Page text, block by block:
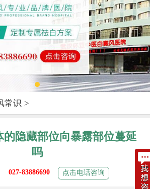
常识 >
的隐藏部位向暴露部位蔓延
吗
027-83886690 点击电话咨询